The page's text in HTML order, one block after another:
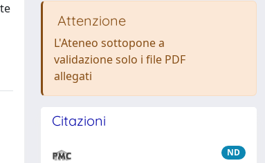
Attenzione
L'Ateneo sottopone a
validazione solo i file PDF
allegati
Citazioni
ND